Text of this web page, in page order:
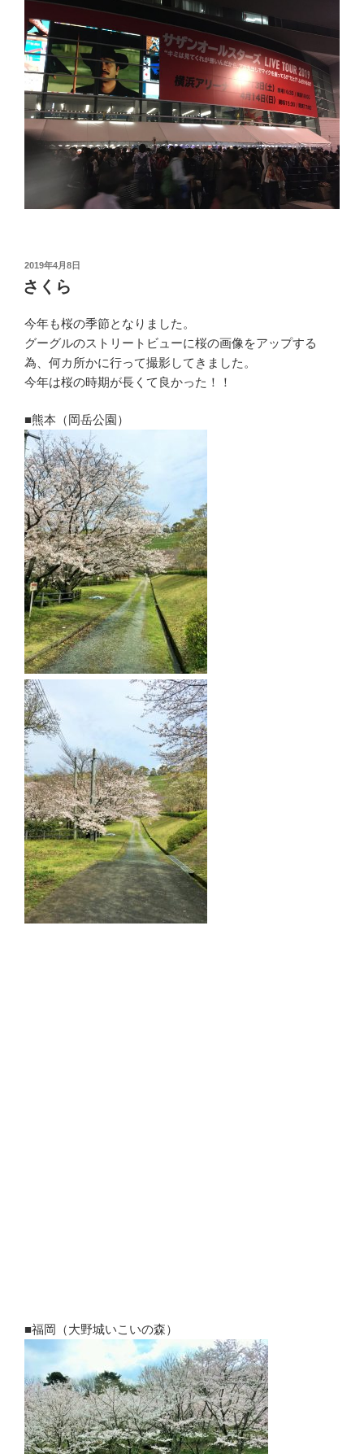
投
稿
日:
2019年4月8日
さくら
今年も桜の季節となりました。
グーグルのストリートビューに桜の画像をアップする
為、何カ所かに行って撮影してきました。
今年は桜の時期が長くて良かった！！
■熊本（岡岳公園）
■福岡（大野城いこいの森）